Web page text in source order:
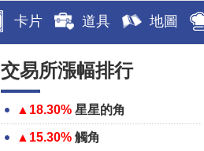
卡片 道具 地圖
交易所漲幅排行
▲18.30% 星星的角
▲15.30% 觸角